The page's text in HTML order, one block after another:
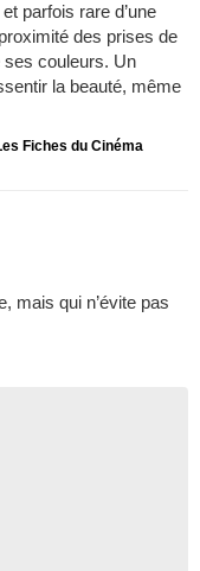
parfois rare d’une
des prises de
ses couleurs. Un
la beauté, même
Fiches du Cinéma
mais qui n’évite pas